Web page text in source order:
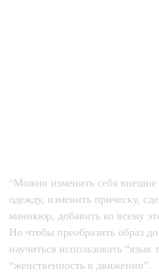
“Можно изменить себя внешне
одежду, изменить прическу,
маникюр, добавить ко всему
Но чтобы преобразить образ
научиться использовать “язык
“женственность в движении”.